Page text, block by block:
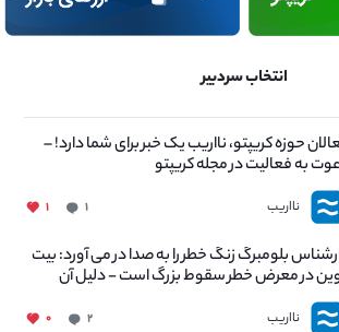
انتخاب سردبیر
حوزه کریپتو، نااریب یک خبر برای شما دارد! –
به فعالیت در مجله کریپتو
نااریب ۱ ۱
بلومبرگ زنگ خطر را به صدا در می آورد: بیت
در معرض خطر سقوط بزرگ است - دلیل آن
نااریب ۲ ۰